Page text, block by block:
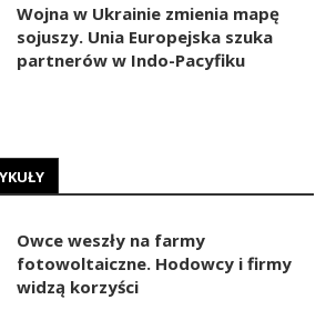
Wojna w Ukrainie zmienia mapę
sojuszy. Unia Europejska szuka
partnerów w Indo-Pacyfiku
Owce weszły na farmy
fotowoltaiczne. Hodowcy i firmy
widzą korzyści